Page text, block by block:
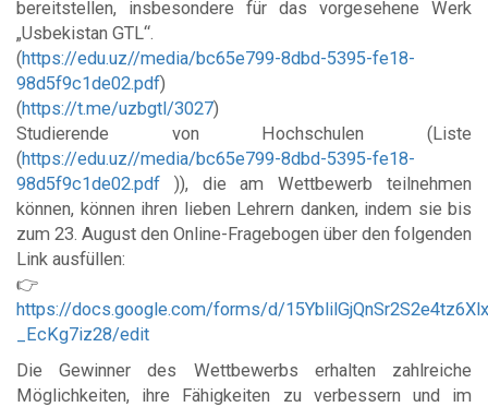
bereitstellen, insbesondere für das vorgesehene Werk
„Usbekistan GTL“.
(https://edu.uz//media/bc65e799-8dbd-5395-fe18-
98d5f9c1de02.pdf)
(https://t.me/uzbgtl/3027)
Studierende von Hochschulen (Liste
(https://edu.uz//media/bc65e799-8dbd-5395-fe18-
98d5f9c1de02.pdf )), die am Wettbewerb teilnehmen
können, können ihren lieben Lehrern danken, indem sie bis
zum 23. August den Online-Fragebogen über den folgenden
Link ausfüllen:
👉
https://docs.google.com/forms/d/
_EcKg7iz28/edit
Die Gewinner des Wettbewerbs erhalten zahlreiche
Möglichkeiten, ihre Fähigkeiten zu verbessern und im